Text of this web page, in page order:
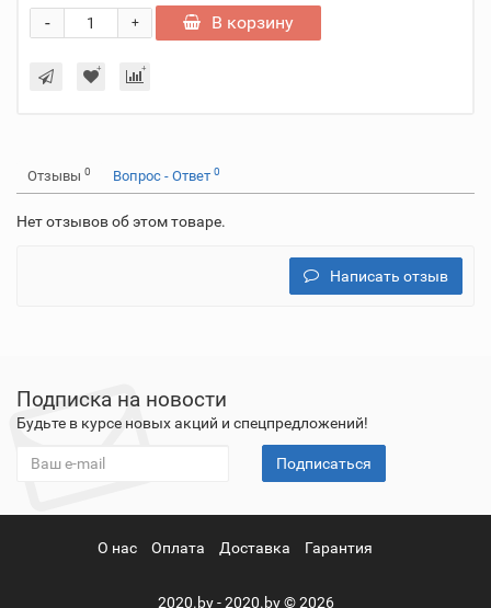
+
- В корзину
Отзывы 0 Вопрос - Ответ 0
Нет отзывов об этом товаре.
Написать отзыв
Подписка на новости
Будьте в курсе новых акций и спецпредложений!
Подписаться
О нас Оплата Доставка Гарантия
2020.by - 2020.by © 2026